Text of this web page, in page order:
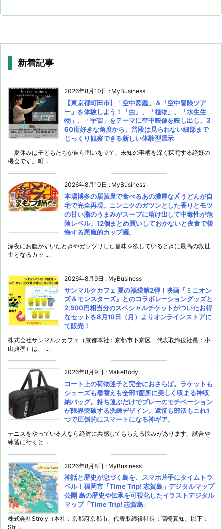
新着記事
2026年8月10日 : MyBusiness
【東京都町田市】「空中図鑑」＆「空中冒険ツア
ー」を体験しよう！「虫」、「植物」、「水生生
物」、「宇宙」をテーマに空中映像を映し出し、3
60度好きな角度から、普段は見られない細部まで
じっくり観察できる新しい体験型展示
夏休みは子どもたちが自ら問いを立て、未知の事柄を深く探究する絶好の
機会です。町 ...
2026年8月10日 : MyBusiness
本場博多の居酒屋で食べるあの濃厚な〆うどんが自
宅で完全再現。ニンニクのガツンとした香りとモツ
の甘い脂のうまみがスープに溶け出して中毒性が危
険レベル。12個まとめ買いしておかないと夜食で後
悔する悪魔的カップ麺。
深夜にお腹がすいたときやガッツリした旨味を欲しているときに最高の救世
主となるカッ ...
2026年8月9日 : MyBusiness
サンマルクカフェ 夏の福袋第2弾！映画『ミニオン
ズ＆モンスターズ』とのコラボレーショングッズと
2,500円相当分のスペシャルチケットがついたお得
なセットを8月10日（月）よりオンラインストアに
て販売！
株式会社サンマルクカフェ（京都本社：京都市下京区 代表取締役社長：小
山典孝）は、 ...
2026年8月9日 : MakeBody
コート上の荷物迷子と完全におさらば。ラケットも
シューズも着替えも全部1箇所に美しく収まる神収
納バッグ。持ち運ぶだけでプレーのモチベーション
が限界突破する洗練デザイン。遠征も部活もこれ1
つで圧倒的にスマートになる神ギア。
テニスをやっている人なら絶対に共感してもらえる悩みがあります。試合や
練習に行くと ...
2026年8月8日 : MyBusiness
神話と歴史が息づく島を、スマホ片手にタイムトラ
ベル！福岡市「Time Trip! 志賀島」デジタルマップ
公開 島の歴史や伝承を可視化したイラストデジタル
マップ「Time Trip! 志賀島」
株式会社Stroly（本社：京都府京都市、代表取締役社長：高橋真知、以下：
Str ...